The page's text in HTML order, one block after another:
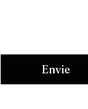
Envie